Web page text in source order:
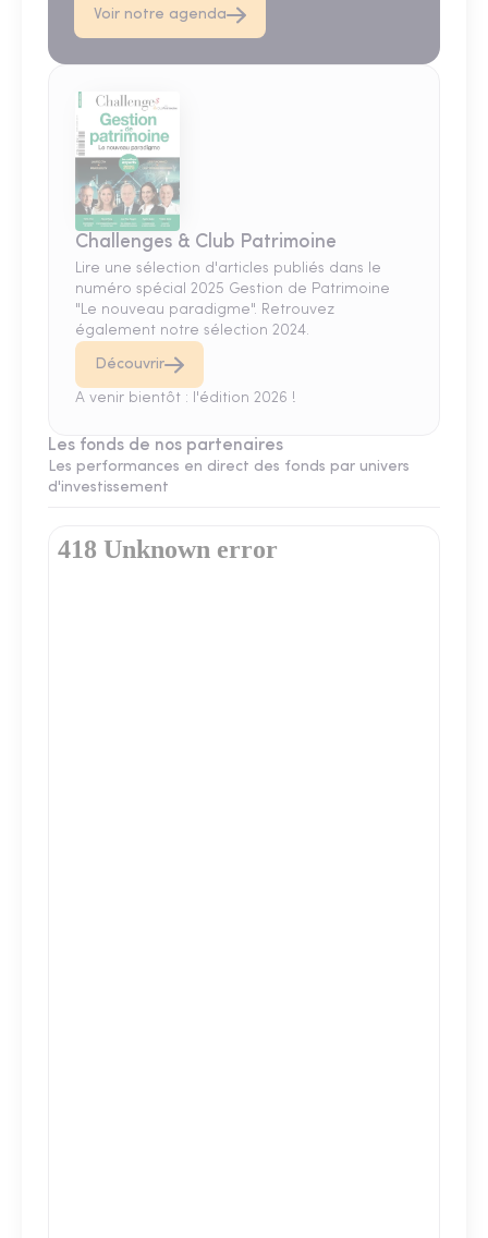
Voir notre agenda
Challenges & Club Patrimoine
Lire une sélection d'articles publiés dans le
numéro spécial 2025 Gestion de Patrimoine
"Le nouveau paradigme". Retrouvez
également notre sélection 2024.
Découvrir
A venir bientôt : l'édition 2026 !
Les fonds de nos partenaires
Les performances en direct des fonds par univers
d'investissement